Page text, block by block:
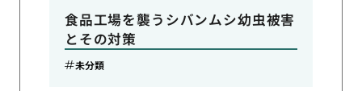
食品工場を襲うシバンムシ幼虫被害
とその対策
未分類